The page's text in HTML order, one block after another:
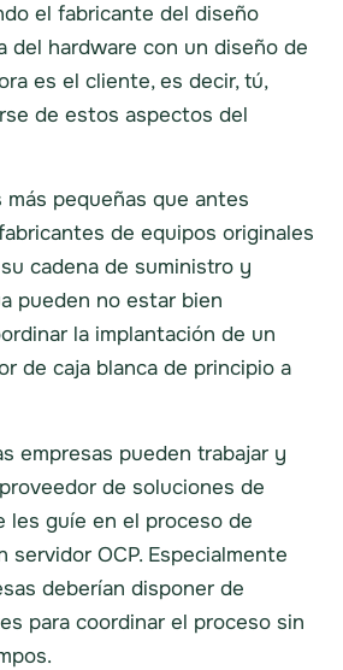
el fabricante del diseño
del hardware con un diseño de
es el cliente, es decir, tú,
de estos aspectos del
más pequeñas que antes
de equipos originales
cadena de suministro y
pueden no estar bien
la implantación de un
de caja blanca de principio a
empresas pueden trabajar y
de soluciones de
les guíe en el proceso de
servidor OCP. Especialmente
deberían disponer de
para coordinar el proceso sin